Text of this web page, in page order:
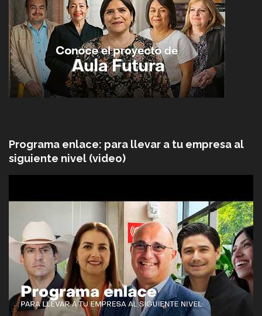
Programa enlace: para llevar a tu empresa al
siguiente nivel (video)